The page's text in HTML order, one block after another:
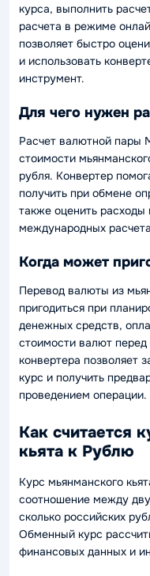
курса, выполнить
расчета в режиме
позволяет быстро
и использовать
инструмент.
Для чего нужен
Расчет валютной пары
стоимости
рубля. Конвертер
получить при обмене
также оценить расходы
международных
Когда может
Перевод валюты из
пригодиться при
денежных средств,
стоимости валют
конвертера позволяет
курс и получить
проведением операции.
Как считается
кьята к Рублю
Курс мьянманского
соотношение между
сколько российских
Обменный курс
финансовых данных и